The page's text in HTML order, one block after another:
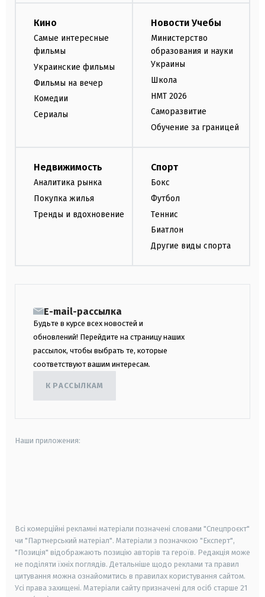
Кино
Самые интересные
фильмы
Украинские фильмы
Фильмы на вечер
Комедии
Сериалы
Новости Учебы
Министерство
образования и науки
Украины
Школа
НМТ 2026
Саморазвитие
Обучение за границей
Недвижимость
Аналитика рынка
Покупка жилья
Тренды и вдохновение
Спорт
Бокс
Футбол
Теннис
Биатлон
Другие виды спорта
E-mail-рассылка
Будьте в курсе всех новостей и
обновлений! Перейдите на страницу наших
рассылок, чтобы выбрать те, которые
соответствуют вашим интересам.
К РАССЫЛКАМ
Наши приложения:
Всі комерційні рекламні матеріали позначені словами "Спецпроєкт"
чи "Партнерський матеріал". Матеріали з позначкою "Експерт",
"Позиція" відображають позицію авторів та героїв. Редакція може
не поділяти їхніх поглядів. Детальніше щодо реклами та правил
цитування можна ознайомитись в правилах користування сайтом.
Усі права захищені. Матеріали сайту призначені для осіб старше 21